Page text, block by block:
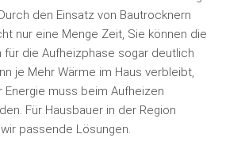
den Einsatz von Bautrocknern
nur eine Menge Zeit, Sie können die
für die Aufheizphase sogar deutlich
je Mehr Wärme im Haus verbleibt,
Energie muss beim Aufheizen
Für Hausbauer in der Region
passende Lösungen.